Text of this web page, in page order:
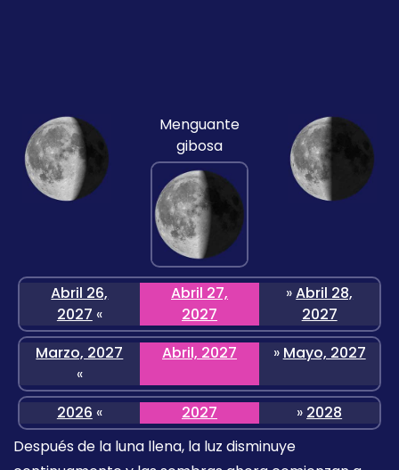
Menguante
gibosa
Abril 26,
2027 «
Abril 27,
2027
»Abril 28,
2027
Marzo, 2027
«
Abril, 2027 » Mayo, 2027
2026 « 2027 » 2028
Después de la luna llena, la luz disminuye